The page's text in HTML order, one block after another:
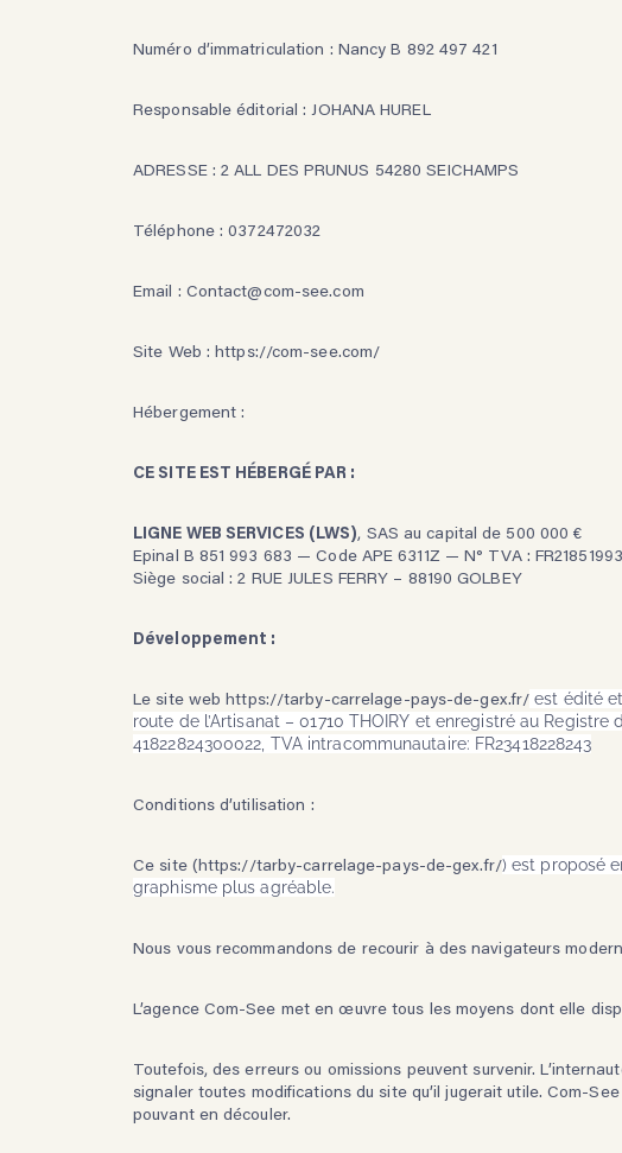
Numéro d’immatriculation : Nancy B 892 497 421
Responsable éditorial : JOHANA HUREL
ADRESSE : 2 ALL DES PRUNUS 54280 SEICHAMPS
Téléphone :0372472032
Email : Contact@com-see.com
Site Web :https://com-see.com/
Hébergement :
CE SITE EST HÉBERGÉ PAR :
LIGNE WEB SERVICES (LWS), SAS au capital de 500 000 €
Epinal B 851 993 683 — Code APE 6311Z — N° TVA :
Siège social : 2 RUE JULES FERRY – 88190 GOLBEY
Développement :
Le site web https://tarby-carrelage-pays-de-gex.fr/ est édité
route de l’Artisanat – 01710 THOIRY et enregistré au Registre
41822824300022, TVA intracommunautaire: FR23418228243
Conditions d’utilisation :
Ce site (https://tarby-carrelage-pays-de-gex.fr/) est proposé
graphisme plus agréable.
Nous vous recommandons de recourir à des navigateurs
L’agence Com-See met en œuvre tous les moyens dont elle
Toutefois, des erreurs ou omissions peuvent survenir.
signaler toutes modifications du site qu’il jugerait utile. Com-
pouvant en découler.